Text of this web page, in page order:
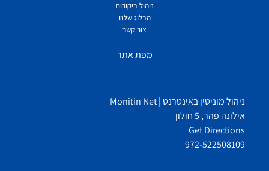
ניהול ביקורות
הבלוג שלנו
צור קשר
מפת אתר
ניהול מוניטין באינטרנט | Monitin Net
אילונה פהר, 5 חולון
Get Directions
972-522508109